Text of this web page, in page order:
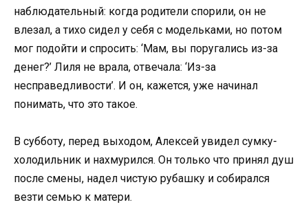
наблюдательный: когда родители спорили, он не
влезал, а тихо сидел у себя с модельками, но потом
мог подойти и спросить: ‘Мам, вы поругались из-за
денег?’ Лиля не врала, отвечала: ‘Из-за
несправедливости’. И он, кажется, уже начинал
понимать, что это такое.
В субботу, перед выходом, Алексей увидел сумку-
холодильник и нахмурился. Он только что принял душ
после смены, надел чистую рубашку и собирался
везти семью к матери.